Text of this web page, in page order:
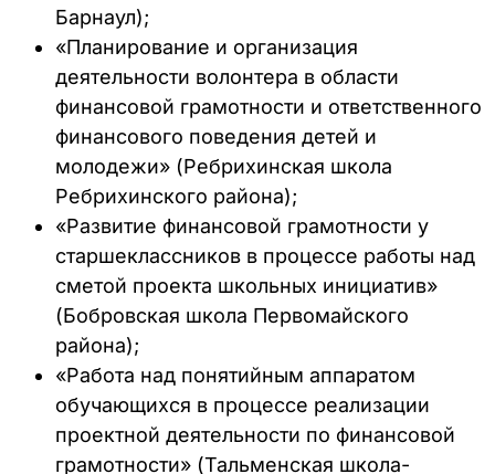
Барнаул);
«Планирование и организация
деятельности волонтера в области
финансовой грамотности и ответственного
финансового поведения детей и
молодежи» (Ребрихинская школа
Ребрихинского района);
«Развитие финансовой грамотности у
старшеклассников в процессе работы над
сметой проекта школьных инициатив»
(Бобровская школа Первомайского
района);
«Работа над понятийным аппаратом
обучающихся в процессе реализации
проектной деятельности по финансовой
грамотности» (Тальменская школа-